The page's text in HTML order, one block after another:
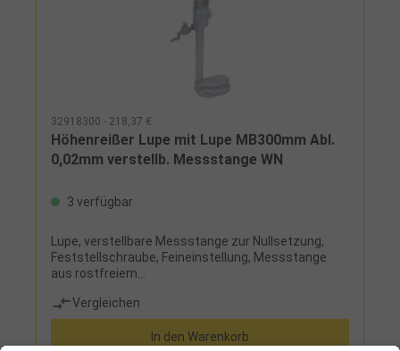
32918300 - 218,37 €
Höhenreißer Lupe mit Lupe MB300mm Abl.
0,02mm verstellb. Messstange WN
3 verfügbar
Lupe, verstellbare Messstange zur Nullsetzung,
Feststellschraube, Feineinstellung, Messstange
aus rostfreiem
hartmetallbestückte Anreißnadel
Vergleichen
In den Warenkorb